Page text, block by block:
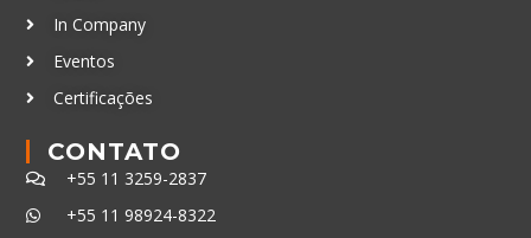
In Company
Eventos
Certificações
CONTATO
+55 11 3259-2837
+55 11 98924-8322